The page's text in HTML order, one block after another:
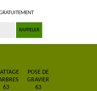
63
POSE DE
GRAVIER
63